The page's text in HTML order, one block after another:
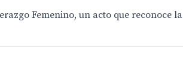
Femenino, un acto que reconoce la